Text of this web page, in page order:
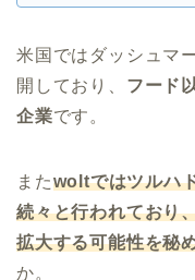
米国ではダッシュマ
開しており、 フード
企業です。
またwoltではツルハ
続々と行われており
拡大する可能性を秘
か。